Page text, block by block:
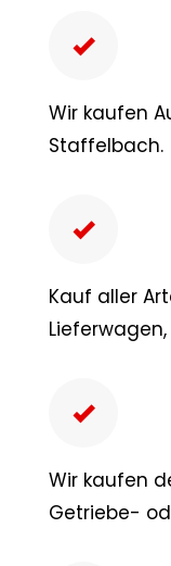
Wir kaufen
Staffelbach.
Kauf aller
Wir kaufen
Getriebe-